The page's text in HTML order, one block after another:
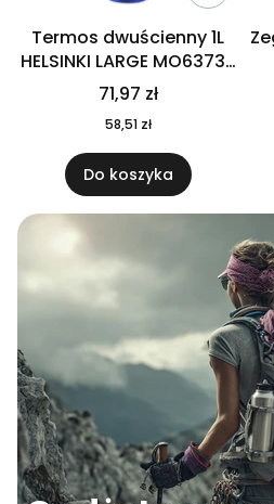
Termos dwuścienny 1L
HELSINKI LARGE MO6373-
04
71,97 zł
58,51 zł
Do koszyka